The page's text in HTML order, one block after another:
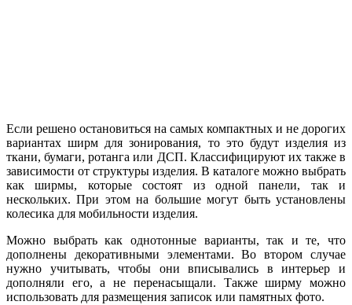
Если решено остановиться на самых компактных и не дорогих
вариантах ширм для зонирования, то это будут изделия из
ткани, бумаги, ротанга или ДСП. Классифицируют их также в
зависимости от структуры изделия. В каталоге можно выбрать
как ширмы, которые состоят из одной панели, так и
нескольких. При этом на большие могут быть установлены
колесика для мобильности изделия.
Можно выбрать как однотонные варианты, так и те, что
дополнены декоративными элементами. Во втором случае
нужно учитывать, чтобы они вписывались в интерьер и
дополняли его, а не перенасыщали. Также ширму можно
использовать для размещения записок или памятных фото.